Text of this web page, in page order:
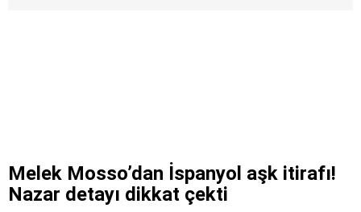
Melek Mosso’dan İspanyol aşk itirafı!
Nazar detayı dikkat çekti